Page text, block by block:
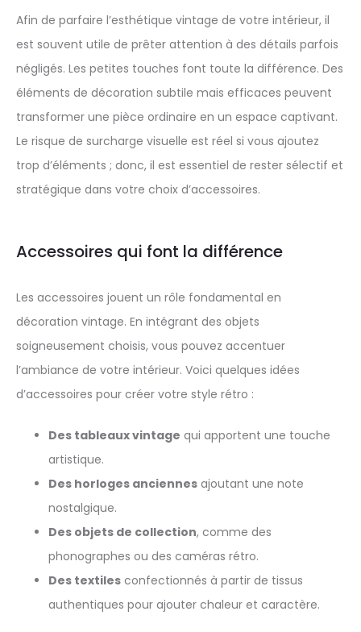
Afin de parfaire l’esthétique vintage de votre intérieur, il
est souvent utile de prêter attention à des détails parfois
négligés. Les petites touches font toute la différence. Des
éléments de décoration subtile mais efficaces peuvent
transformer une pièce ordinaire en un espace captivant.
Le risque de surcharge visuelle est réel si vous ajoutez
trop d’éléments ; donc, il est essentiel de rester sélectif et
stratégique dans votre choix d’accessoires.
Accessoires qui font la différence
Les accessoires jouent un rôle fondamental en
décoration vintage. En intégrant des objets
soigneusement choisis, vous pouvez accentuer
l’ambiance de votre intérieur. Voici quelques idées
d’accessoires pour créer votre style rétro :
Des tableaux vintage qui apportent une touche
artistique.
Des horloges anciennes ajoutant une note
nostalgique.
Des objets de collection, comme des
phonographes ou des caméras rétro.
Des textiles confectionnés à partir de tissus
authentiques pour ajouter chaleur et caractère.